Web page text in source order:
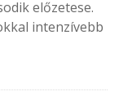
előzetese.
intenzívebb